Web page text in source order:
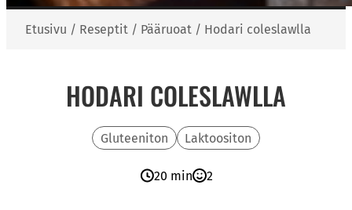
Etusivu / Reseptit / Pääruoat / Hodari coleslawlla
HODARI COLESLAWLLA
Gluteeniton Laktoositon
20 min 2